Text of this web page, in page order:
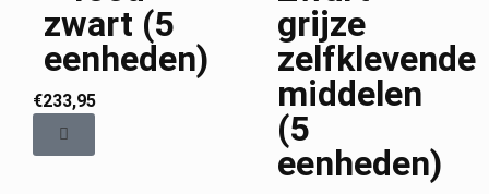
zwart (5
eenheden)
€233,95
grijze
zelfklevende
middelen
(5
eenheden)